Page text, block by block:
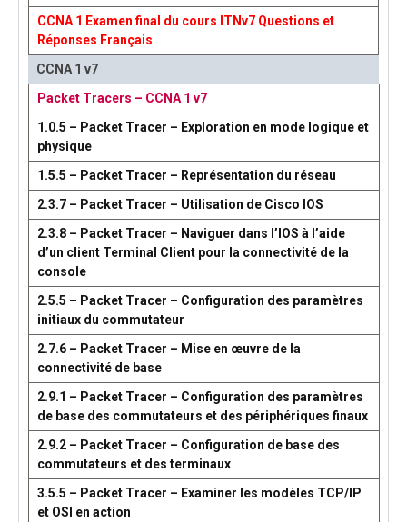
CCNA 1 Examen final du cours ITNv7 Questions et
Réponses Français
CCNA 1 v7
Packet Tracers – CCNA 1 v7
1.0.5 – Packet Tracer – Exploration en mode logique et
physique
1.5.5 – Packet Tracer – Représentation du réseau
2.3.7 – Packet Tracer – Utilisation de Cisco IOS
2.3.8 – Packet Tracer – Naviguer dans l’IOS à l’aide
d’un client Terminal Client pour la connectivité de la
console
2.5.5 – Packet Tracer – Configuration des paramètres
initiaux du commutateur
2.7.6 – Packet Tracer – Mise en œuvre de la
connectivité de base
2.9.1 – Packet Tracer – Configuration des paramètres
de base des commutateurs et des périphériques finaux
2.9.2 – Packet Tracer – Configuration de base des
commutateurs et des terminaux
3.5.5 – Packet Tracer – Examiner les modèles TCP/IP
et OSI en action